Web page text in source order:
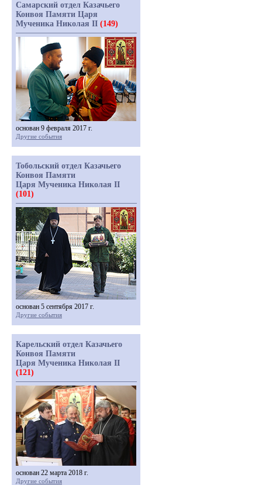
Самарский отдел Казачьего
Конвоя Памяти Царя
Мученика Николая II (149)
основан 9 февраля 2017 г.
Другие события
Тобольский отдел Казачьего
Конвоя Памяти
Царя Мученика Николая II
(101)
основан 5 сентября 2017 г.
Другие события
Карельский отдел Казачьего
Конвоя Памяти
Царя Мученика Николая II
(121)
основан 22 марта 2018 г.
Другие события